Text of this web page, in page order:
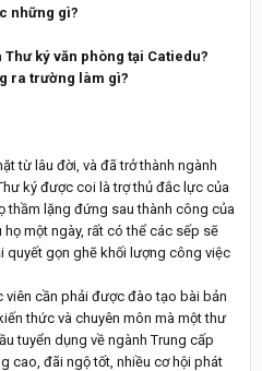
những gì?
ký văn phòng tại Catiedu?
ra trường làm gì?
từ lâu đời, và đã trở thành ngành
ký được coi là trợ thủ đắc lực của
thầm lặng đứng sau thành công của
một ngày, rất có thể các sếp sẽ
quyết gọn ghẽ khối lượng công việc
viên cần phải được đào tạo bài bản
thức và chuyên môn mà một thư
tuyển dụng về ngành Trung cấp
cao, đãi ngộ tốt, nhiều cơ hội phát